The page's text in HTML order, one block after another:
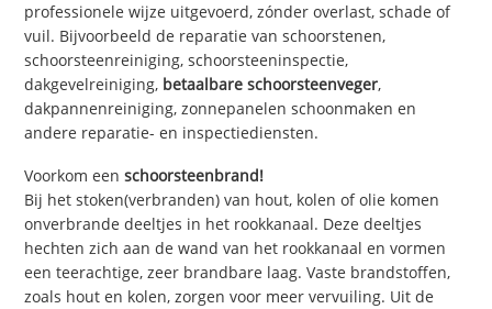
professionele wijze uitgevoerd, zónder overlast, schade of
vuil. Bijvoorbeeld de reparatie van schoorstenen,
schoorsteenreiniging, schoorsteeninspectie,
dakgevelreiniging, betaalbare schoorsteenveger,
dakpannenreiniging, zonnepanelen schoonmaken en
andere reparatie- en inspectiediensten.
Voorkom eenschoorsteenbrand!
Bij het stoken(verbranden) van hout, kolen of olie komen
onverbrande deeltjes in het rookkanaal. Deze deeltjes
hechten zich aan de wand van het rookkanaal en vormen
een teerachtige, zeer brandbare laag. Vaste brandstoffen,
zoals hout en kolen, zorgen voor meer vervuiling. Uit de